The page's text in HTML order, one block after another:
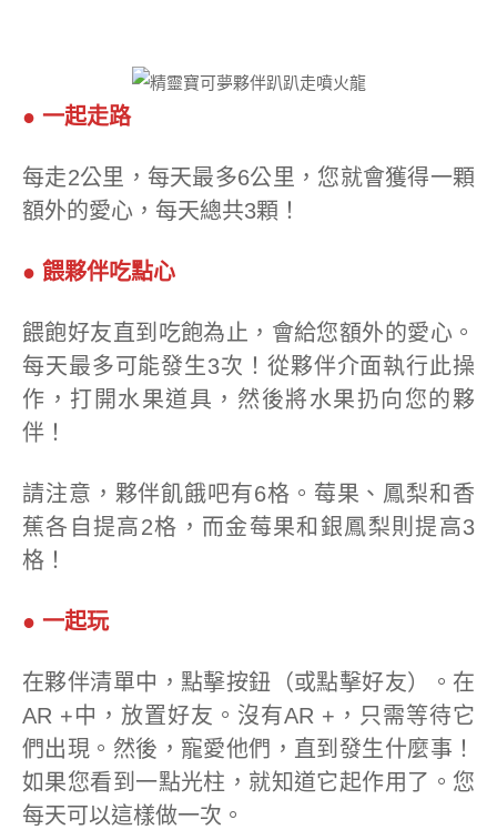
● 一起走路
每走2公里，每天最多6公里，您就會獲得一顆
額外的愛心，每天總共3顆！
● 餵夥伴吃點心
餵飽好友直到吃飽為止，會給您額外的愛心。
每天最多可能發生3次！從夥伴介面執行此操
作，打開水果道具，然後將水果扔向您的夥
伴！
請注意，夥伴飢餓吧有6格。莓果、鳳梨和香
蕉各自提高2格，而金莓果和銀鳳梨則提高3
格！
● 一起玩
在夥伴清單中，點擊按鈕（或點擊好友）。在
AR +中，放置好友。沒有AR +，只需等待它
們出現。然後，寵愛他們，直到發生什麼事！
如果您看到一點光柱，就知道它起作用了。您
每天可以這樣做一次。